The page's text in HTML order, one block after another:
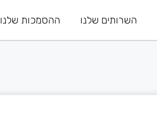
השרותים שלנו ההסמכות שלנו